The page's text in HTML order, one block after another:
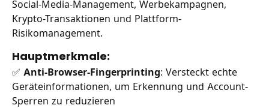
Social-Media-Management, Werbekampagnen,
Krypto-Transaktionen und Plattform-
Risikomanagement.
Hauptmerkmale:
✅ Anti-Browser-Fingerprinting: Versteckt echte
Geräteinformationen, um Erkennung und Account-
Sperren zu reduzieren